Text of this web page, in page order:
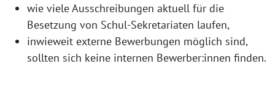
wie viele Ausschreibungen aktuell für die
Besetzung von Schul-Sekretariaten laufen,
inwieweit externe Bewerbungen möglich sind,
sollten sich keine internen Bewerber:innen finden.